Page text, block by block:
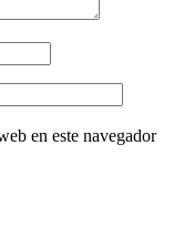
en este navegador